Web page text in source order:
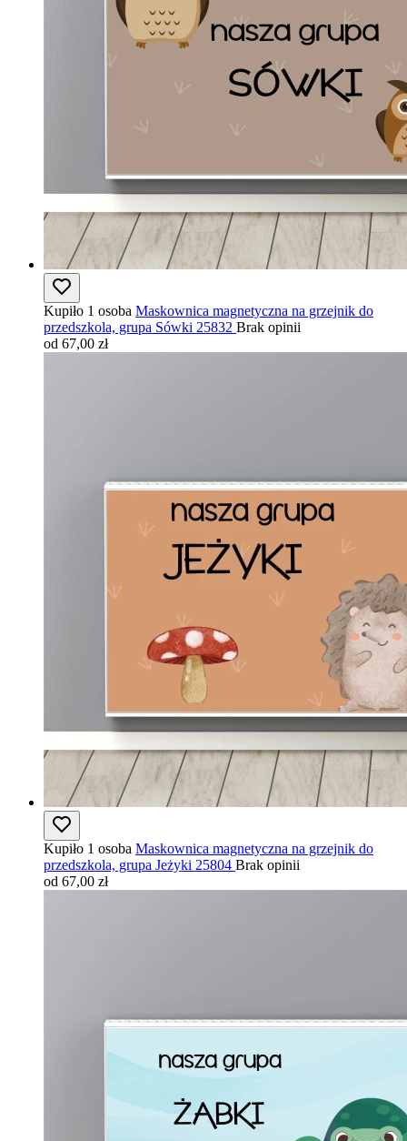
Kupiło 1 osoba Maskownica magnetyczna na grzejnik do
przedszkola, grupa Sówki 25832 Brak opinii
od 67,00 zł
Kupiło 1 osoba Maskownica magnetyczna na grzejnik do
przedszkola, grupa Jeżyki 25804 Brak opinii
od 67,00 zł